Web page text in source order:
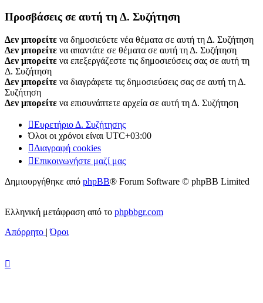
Προσβάσεις σε αυτή τη Δ. Συζήτηση
Δεν μπορείτε να δημοσιεύετε νέα θέματα σε αυτή τη Δ. Συζήτηση
Δεν μπορείτε να απαντάτε σε θέματα σε αυτή τη Δ. Συζήτηση
Δεν μπορείτε να επεξεργάζεστε τις δημοσιεύσεις σας σε αυτή τη
Δ. Συζήτηση
Δεν μπορείτε να διαγράφετε τις δημοσιεύσεις σας σε αυτή τη Δ.
Συζήτηση
Δεν μπορείτε να επισυνάπτετε αρχεία σε αυτή τη Δ. Συζήτηση
Ευρετήριο Δ. Συζήτησης
Όλοι οι χρόνοι είναι UTC+03:00
Διαγραφή cookies
Επικοινωνήστε μαζί μας
Δημιουργήθηκε από phpBB® Forum Software © phpBB Limited
Ελληνική μετάφραση από το phpbbgr.com
Απόρρητο |Όροι